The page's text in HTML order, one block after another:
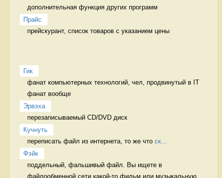
дополнительная функция других программ
Прайс
прейскурант, список товаров с указанием цены
Гик
фанат компьютерных технологий, чел, продвинутый в IT
фанат вообще
Эрвэха
перезаписываемый CD/DVD диск
Кучнуть
переписать файл из интернета, то же что ск...
Фэйк
поддельный, фальшивый файл. Вы ищете в
файлообменной сети какой-то фильм или музыкальную